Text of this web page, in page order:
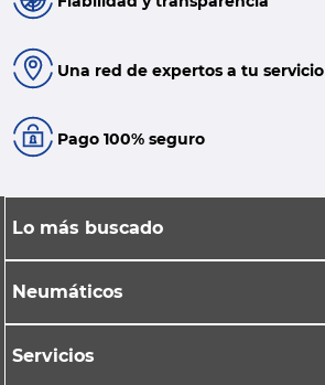
Una red de expertos a tu servicio
Pago 100% seguro
Lo más buscado
Neumáticos
Servicios